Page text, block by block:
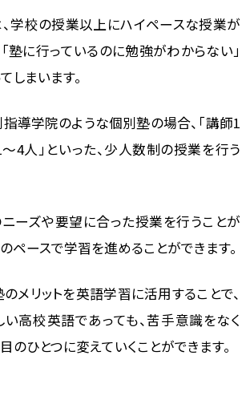
、学校の授業以上にハイペースな授業が
塾に行っているのに勉強がわからない」
しまいます。
導学院のような個別塾の場合、「講師1
4人」といった、少人数制の授業を行う
ーズや要望に合った授業を行うことが
ペースで学習を進めることができます。
メリットを英語学習に活用することで、
高校英語であっても、苦手意識をなく
のひとつに変えていくことができます。